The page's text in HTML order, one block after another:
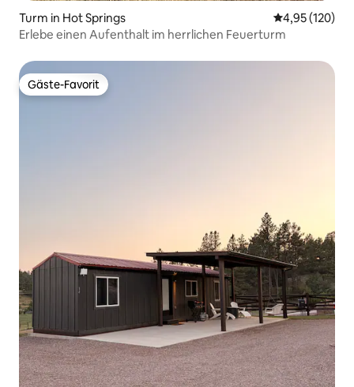
Turm in Hot Springs
4,95 (120)
Erlebe einen Aufenthalt im herrlichen Feuerturm
Gäste-Favorit
Gäste-Favorit